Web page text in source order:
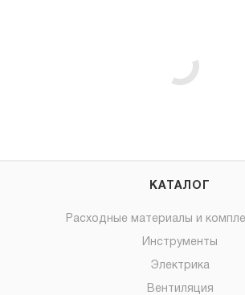
КАТАЛОГ
Расходные материалы и
Инструменты
Электрика
Вентиляция